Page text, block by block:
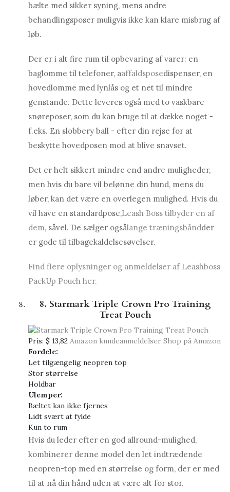
bælte med sikker syning, mens andre
behandlingsposer muligvis ikke kan klare misbrug af
løb.
Der er i alt fire rum til opbevaring af varer: en
baglomme til telefoner, aaffaldsposedispenser, en
hovedlomme med lynlås og et net til mindre
genstande. Dette leveres også med to vaskbare
snøreposer, som du kan bruge til at dække noget -
f.eks. En slobbery ball - efter din rejse for at
beskytte hovedposen mod at blive snavset.
Det er helt sikkert mindre end andre muligheder,
men hvis du bare vil belønne din hund, mens du
løber, kan det være en overlegen mulighed. Hvis du
vil have en standardpose,Leash Boss tilbyder en af ​​
dem, såvel. De sælger ogsålange træningsbåndder
er gode til tilbagekaldelsesøvelser.
Find flere oplysninger og anmeldelser af Leashboss
PackUp Pouch her.
8. Starmark Triple Crown Pro Training
Treat Pouch
Pris: $ 13,82 Amazon kundeanmeldelser Shop på Amazon
Fordele:
Let tilgængelig neopren top
Stor størrelse
Holdbar
Ulemper:
Bæltet kan ikke fjernes
Lidt svært at fylde
Kun to rum
Hvis du leder efter en god allround-mulighed,
kombinerer denne model den let indtrædende
neopren-top med en størrelse og form, der er med
til at nå din hånd uden at være alt for stor.